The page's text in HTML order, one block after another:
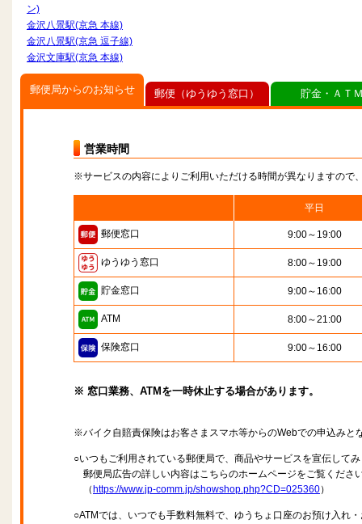
ン)
金沢八景駅(京急 本線)
金沢八景駅(京急 逗子線)
金沢文庫駅(京急 本線)
郵便局からのお知らせ
営業時間
※サービスの内容によりご利用いただける時間が異なりますので
平日
郵便窓口 9:00～19:00
ゆうゆう窓口 8:00～19:00
貯金窓口 9:00～16:00
ATM 8:00～21:00
保険窓口 9:00～16:00
※ 窓口業務、ATMを一時休止する場合があります。
※バイク自賠責保険はお客さまスマホ等からのWebでの申込みと
○いつもご利用されている郵便局で、商品やサービスを宣伝して
郵便局広告の詳しい内容はこちらのホームページをご覧くださ
（ https://www.jp-comm.jp/showshop.php?CD=025360）
○ATMでは、いつでも手数料無料で、ゆうちょ口座のお預け入れ
郵便（ゆうゆう窓口） 貯金・ＡＴ